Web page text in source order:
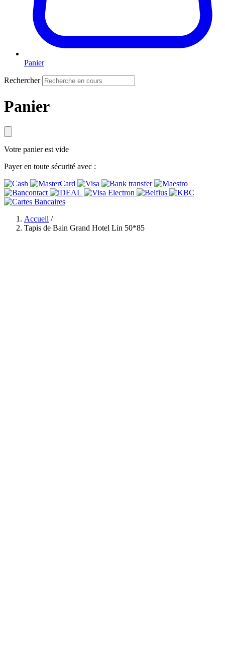
Panier
Rechercher
Panier
Votre panier est vide
Payer en toute sécurité avec :
Accueil /
Tapis de Bain Grand Hotel Lin 50*85